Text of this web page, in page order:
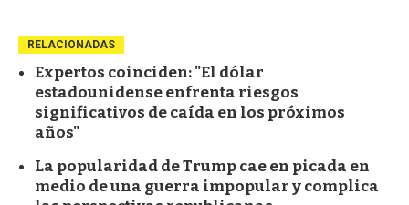
RELACIONADAS
Expertos coinciden: "El dólar
estadounidense enfrenta riesgos
significativos de caída en los próximos
años"
La popularidad de Trump cae en picada en
medio de una guerra impopular y complica